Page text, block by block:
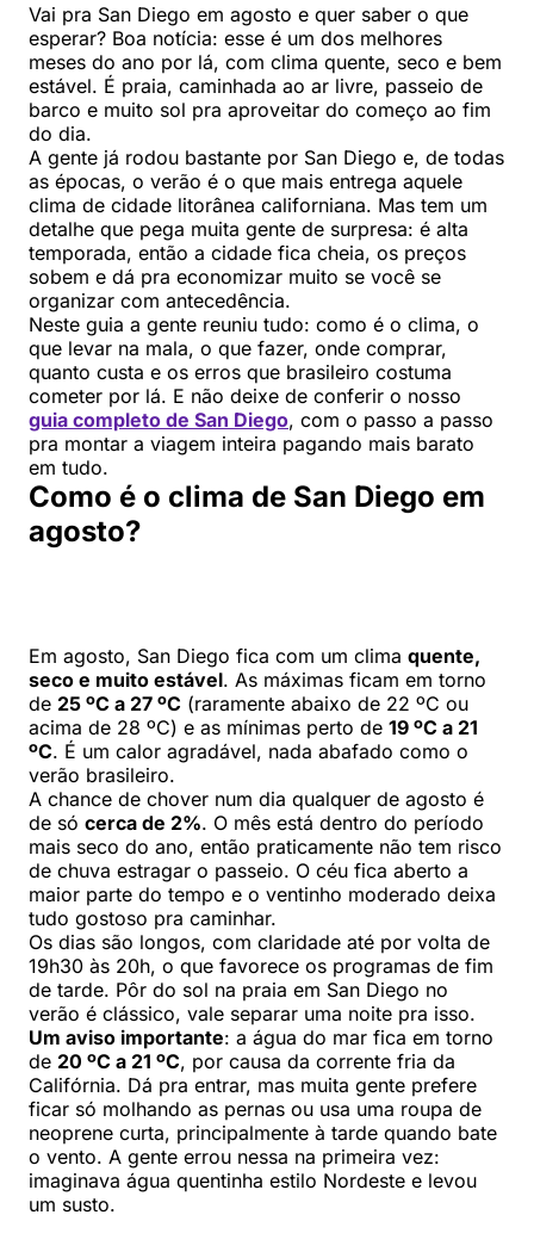
Vai pra San Diego em agosto e quer saber o que
esperar? Boa notícia: esse é um dos melhores
meses do ano por lá, com clima quente, seco e bem
estável. É praia, caminhada ao ar livre, passeio de
barco e muito sol pra aproveitar do começo ao fim
do dia.
A gente já rodou bastante por San Diego e, de todas
as épocas, o verão é o que mais entrega aquele
clima de cidade litorânea californiana. Mas tem um
detalhe que pega muita gente de surpresa: é alta
temporada, então a cidade fica cheia, os preços
sobem e dá pra economizar muito se você se
organizar com antecedência.
Neste guia a gente reuniu tudo: como é o clima, o
que levar na mala, o que fazer, onde comprar,
quanto custa e os erros que brasileiro costuma
cometer por lá. E não deixe de conferir o nosso
guia completo de San Diego, com o passo a passo
pra montar a viagem inteira pagando mais barato
em tudo.
Como é o clima de San Diego em
agosto?
Em agosto, San Diego fica com um clima quente,
seco e muito estável. As máximas ficam em torno
de 25 ºC a 27 ºC (raramente abaixo de 22 ºC ou
acima de 28 ºC) e as mínimas perto de 19 ºC a 21
ºC. É um calor agradável, nada abafado como o
verão brasileiro.
A chance de chover num dia qualquer de agosto é
de só cerca de 2%. O mês está dentro do período
mais seco do ano, então praticamente não tem risco
de chuva estragar o passeio. O céu fica aberto a
maior parte do tempo e o ventinho moderado deixa
tudo gostoso pra caminhar.
Os dias são longos, com claridade até por volta de
19h30 às 20h, o que favorece os programas de fim
de tarde. Pôr do sol na praia em San Diego no
verão é clássico, vale separar uma noite pra isso.
Um aviso importante: a água do mar fica em torno
de 20 ºC a 21 ºC, por causa da corrente fria da
Califórnia. Dá pra entrar, mas muita gente prefere
ficar só molhando as pernas ou usa uma roupa de
neoprene curta, principalmente à tarde quando bate
o vento. A gente errou nessa na primeira vez:
imaginava água quentinha estilo Nordeste e levou
um susto.